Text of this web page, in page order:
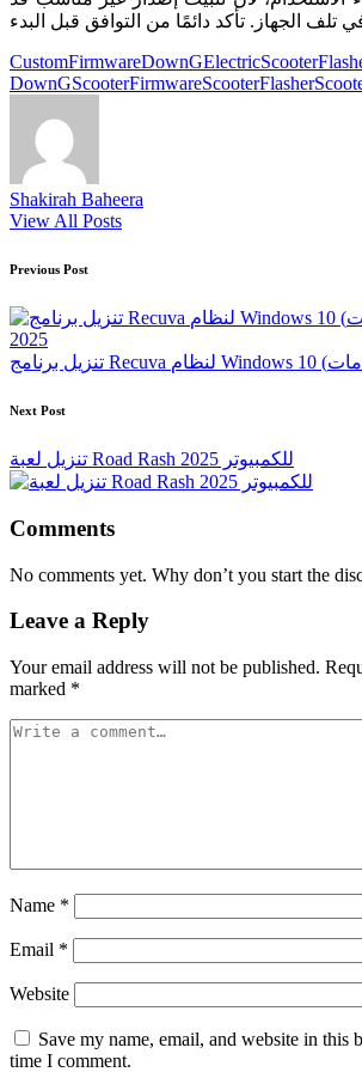
Tags:
CustomFirmwareDownGElectricScooter
DownGScooterFirmwareScooterFlasher
Shakirah Baheera
View All Posts
Post
navigation
Previous Post
Next Post
تنزيل لعبة Road Rash للكمبيوتر 2025
Comments
No comments yet. Why don’t you start the
Leave a Reply
Your email address will not be published.
marked *
Name *
Email *
Website
Save my name, email, and website in this
time I comment.